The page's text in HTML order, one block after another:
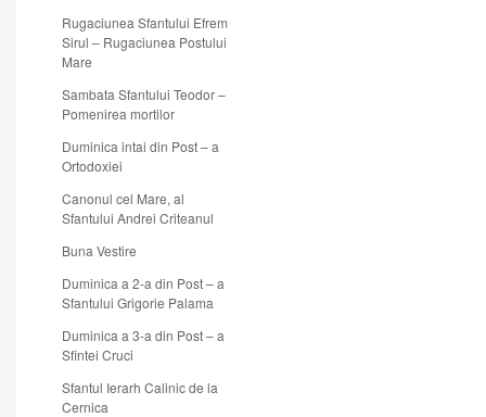
Rugaciunea Sfantului Efrem
Sirul – Rugaciunea Postului
Mare
Sambata Sfantului Teodor –
Pomenirea mortilor
Duminica intai din Post – a
Ortodoxiei
Canonul cel Mare, al
Sfantului Andrei Criteanul
Buna Vestire
Duminica a 2-a din Post – a
Sfantului Grigorie Palama
Duminica a 3-a din Post – a
Sfintei Cruci
Sfantul Ierarh Calinic de la
Cernica